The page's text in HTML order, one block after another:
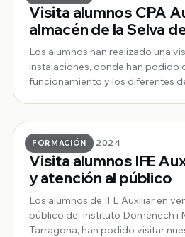
Visita alumnos CPA
almacén de la Selva
Los alumnos han realizado una
instalaciones, donde han podido
funcionamiento y los diferentes
showroom, etc y puedan
FORMACIÓN
23 · FEBRERO · 2024
Visita alumnos IFE
y atención al público
Los alumnos de IFE Auxiliar en
público del Instituto Domènech i
Tarragona, han podido visitar